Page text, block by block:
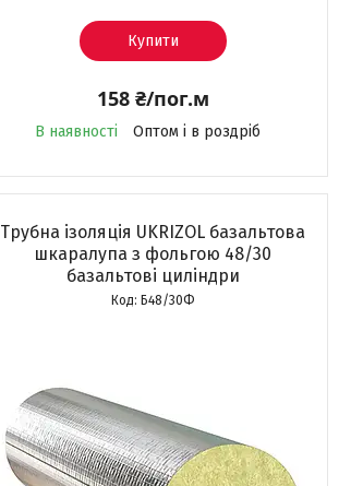
Купити
158 ₴/пог.м
В наявності Оптом і в роздріб
Трубна ізоляція UKRIZOL базальтова
шкаралупа з фольгою 48/30
базальтові циліндри
Б48/30Ф